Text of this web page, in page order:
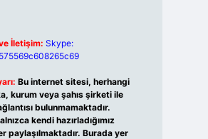
İletişim: Skype:
Bu internet sitesi, herhangi
kurum veya şahıs şirketi ile
bulunmamaktadır.
kendi hazırladığımız
paylaşılmaktadır. Burada yer